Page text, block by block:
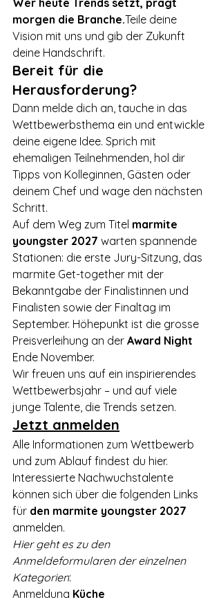
Wer heute Trends setzt, prägt
morgen die Branche.Teile deine
Vision mit uns und gib der Zukunft
deine Handschrift.
Bereit für die
Herausforderung?
Dann melde dich an, tauche in das
Wettbewerbsthema ein und entwickle
deine eigene Idee. Sprich mit
ehemaligen Teilnehmenden, hol dir
Tipps von Kolleginnen, Gästen oder
deinem Chef und wage den nächsten
Schritt.
Auf dem Weg zum Titel marmite
youngster 2027 warten spannende
Stationen: die erste Jury-Sitzung, das
marmite Get-together mit der
Bekanntgabe der Finalistinnen und
Finalisten sowie der Finaltag im
September. Höhepunkt ist die grosse
Preisverleihung an der Award Night
Ende November.
Wir freuen uns auf ein inspirierendes
Wettbewerbsjahr – und auf viele
junge Talente, die Trends setzen.
Jetzt anmelden
Alle Informationen zum Wettbewerb
und zum Ablauf findest du hier.
Interessierte Nachwuchstalente
können sich über die folgenden Links
für den marmite youngster 2027
anmelden.
Hier geht es zu den
Anmeldeformularen der einzelnen
Kategorien:
Anmeldung Küche